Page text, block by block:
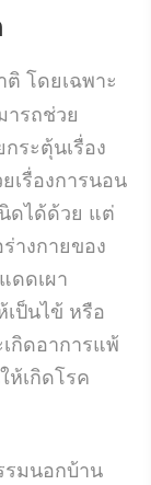
โดยเฉพาะ
รถช่วย
ระตุ้นเรื่อง
เรื่องการนอน
ดได้ด้วย แต่
างกายของ
ดดเผา
ป็นไข้ หรือ
กิดอาการแพ้
ห้เกิดโรค
รมนอกบ้าน